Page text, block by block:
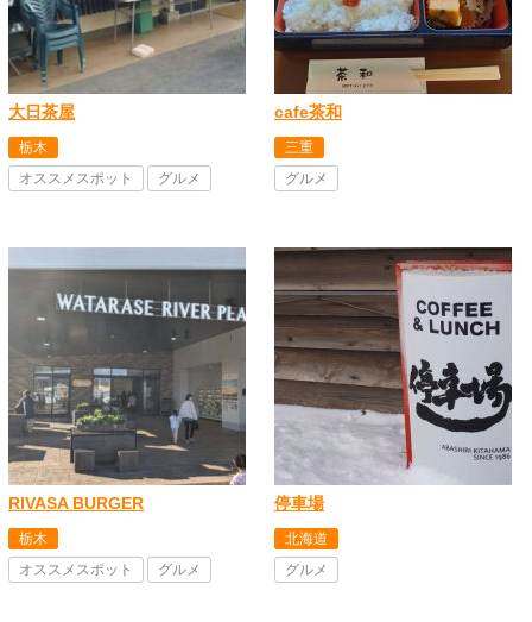
大日茶屋
栃木
オススメスポット
グルメ
cafe茶和
三重
グルメ
RIVASA BURGER
栃木
オススメスポット
グルメ
停車場
北海道
グルメ